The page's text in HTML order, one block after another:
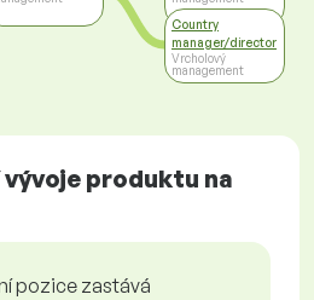
Country
manager/director
Vrcholový
management
produktu na
pozice zastává